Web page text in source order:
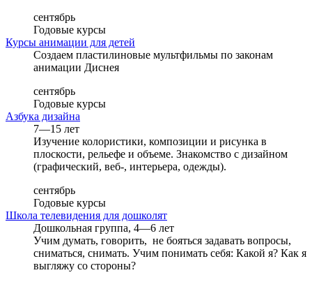
сентябрь
Годовые курсы
Курсы анимации для детей
Создаем пластилиновые мультфильмы по законам
анимации Диснея
сентябрь
Годовые курсы
Азбука дизайна
7—15 лет
Изучение колористики, композиции и рисунка в
плоскости, рельефе и объеме. Знакомство с дизайном
(графический, веб-, интерьера, одежды).
сентябрь
Годовые курсы
Школа телевидения для дошколят
Дошкольная группа, 4—6 лет
Учим думать, говорить, не бояться задавать вопросы,
сниматься, снимать. Учим понимать себя: Какой я? Как я
выгляжу со стороны?